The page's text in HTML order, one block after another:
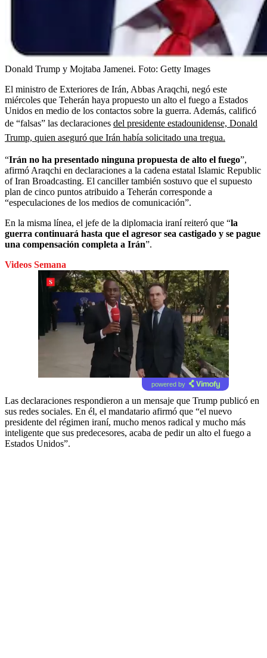
Donald Trump y Mojtaba Jamenei. Foto: Getty Images
El ministro de Exteriores de Irán, Abbas Araqchi, negó este
miércoles que Teherán haya propuesto un alto el fuego a Estados
Unidos en medio de los contactos sobre la guerra. Además, calificó
de “falsas” las declaraciones del presidente estadounidense, Donald
Trump, quien aseguró que Irán había solicitado una tregua.
“Irán no ha presentado ninguna propuesta de alto el fuego”,
afirmó Araqchi en declaraciones a la cadena estatal Islamic Republic
of Iran Broadcasting. El canciller también sostuvo que el supuesto
plan de cinco puntos atribuido a Teherán corresponde a
“especulaciones de los medios de comunicación”.
En la misma línea, el jefe de la diplomacia iraní reiteró que “la
guerra continuará hasta que el agresor sea castigado y se pague
una compensación completa a Irán”.
Videos Semana
powered by
Las declaraciones respondieron a un mensaje que Trump publicó en
sus redes sociales. En él, el mandatario afirmó que “el nuevo
presidente del régimen iraní, mucho menos radical y mucho más
inteligente que sus predecesores, acaba de pedir un alto el fuego a
Estados Unidos”.